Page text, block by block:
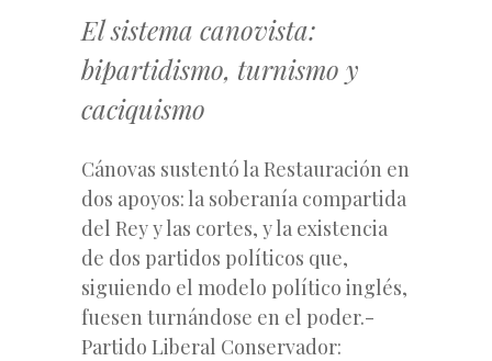
El sistema canovista:
bipartidismo, turnismo y
caciquismo
Cánovas sustentó la Restauración en
dos apoyos: la soberanía compartida
del Rey y las cortes, y la existencia
de dos partidos políticos que,
siguiendo el modelo político inglés,
fuesen turnándose en el poder.-
Partido Liberal Conservador: